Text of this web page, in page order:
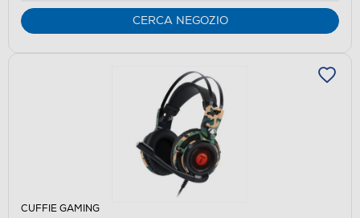
CERCA NEGOZIO
CUFFIE GAMING